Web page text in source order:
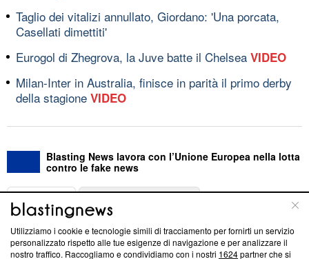
Taglio dei vitalizi annullato, Giordano: 'Una porcata,
Casellati dimettiti'
Eurogol di Zhegrova, la Juve batte il Chelsea VIDEO
Milan-Inter in Australia, finisce in parità il primo derby
della stagione VIDEO
Blasting News lavora con l’Unione Europea nella lotta
contro le fake news
ABOUT
Questa sezione offre informazioni trasparenti su Blasting
News, sui nostri processi editoriali e su come ci impegniamo a
Utilizziamo i cookie e tecnologie simili di tracciamento per fornirti un servizio
personalizzato rispetto alle tue esigenze di navigazione e per analizzare il
nostro traffico. Raccogliamo e condividiamo con i nostri 1624partner che si